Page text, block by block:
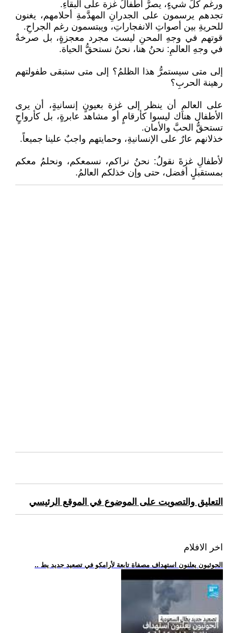
ورغم كلِّ شيءٍ، يصرُّ أطفالُ غزة على البقاءِ.
تجدهم يرسمون على الجدرانِ المهدَّمةِ أحلامهم، يغنون
للحريةِ بين أصواتِ الانفجاراتِ، ويبتسمون رغم الجراحِ.
قوتهم في وجهِ المحنِ ليست مجرد معجزةٍ، بل صرخةٌ
في وجهِ العالمِ: نحنُ هنا، نحنُ نستحقُّ الحياة.
إلى متى سيستمرُّ هذا الظلمُ؟ إلى متى ستبقى طفولتهم
رهينة الحربِ؟
على العالمِ أن ينظر إلى غزة بعيونٍ إنسانيةٍ، أن يرى
الأطفال هناك ليسوا كأرقامٍ أو مشاهد عابرةٍ، بل كأرواحٍ
تستحقُّ الحبَّ والأمان.
خذلانهم عارٌ على الإنسانيةِ، وحمايتهم واجبٌ علينا جميعاً.
لأطفالِ غزةَ نقولُ: نحنُ نراكم، نسمعكم، ونحلمُ معكم
بمستقبلٍ أفضل، حتى وإن خذلكم العالمُ.
التعليق والتصويت على الموضوع في الموقع الرئيسي
اخر الافلام
.. الحوثيون يعلنون استهداف مصفاة تابعة لأرامكو في تصعيد جديد يط